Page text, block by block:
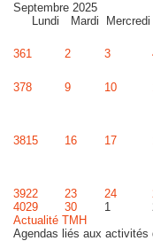
Septembre 2025
Lundi
Mardi Mercredi
361 2 3
378 9 10
3815 16 17
3922 23 24
4029 30 1
Actualité TMH
Agendas liés aux activités